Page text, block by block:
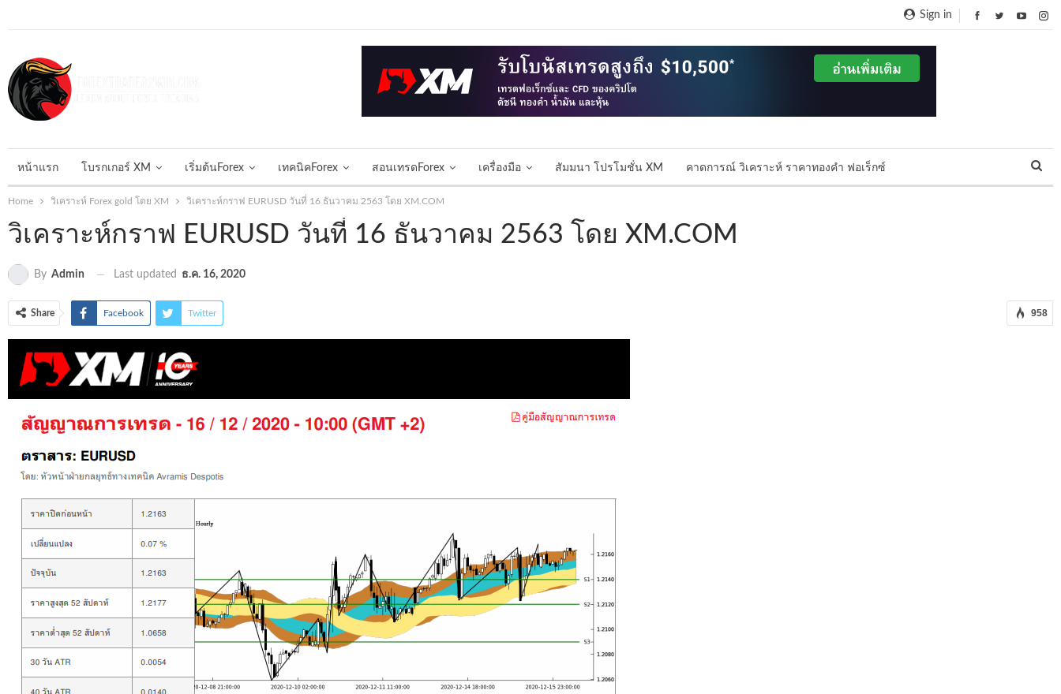
Sign in
หน้าแรก โบรกเกอร์ XM เริ่มต้นForex เทคนิคForex สอนเทรดForex เครื่องมือ สัมมนา โปรโมชั่น XM คาดการณ์ วิเคราะห์ ราคาทองคำ ฟอเร็กซ์
Home วิเคราะห์ Forex gold โดย XM วิเคราะห์กราฟ EURUSD วันที่ 16 ธันวาคม 2563 โดย XM.COM
วิเคราะห์กราฟ EURUSD วันที่ 16 ธันวาคม 2563 โดย XM.COM
By Admin Last updated ธ.ค. 16, 2020
958
Share Facebook Twitter